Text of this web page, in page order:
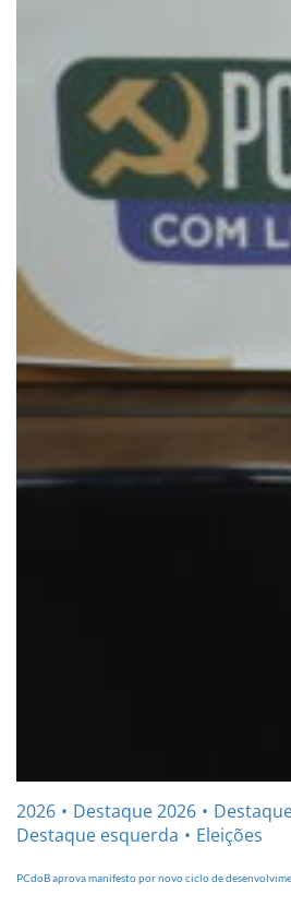
2026 Destaque 2026
Destaque esquerda
Eleições
PCdoB aprova manifesto por novo ciclo de